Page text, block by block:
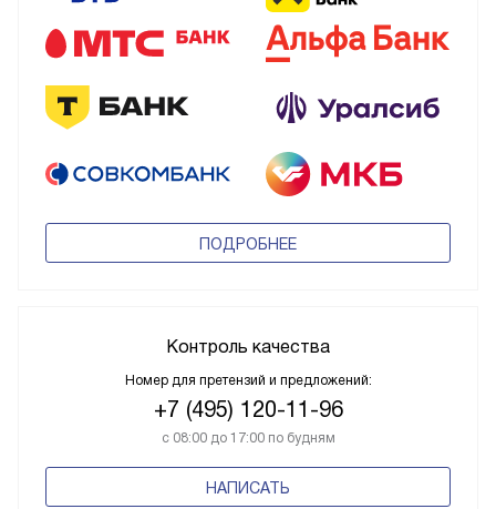
ПОДРОБНЕЕ
Контроль качества
Номер для претензий и предложений:
+7 (495) 120-11-96
с 08:00 до 17:00 по будням
НАПИСАТЬ